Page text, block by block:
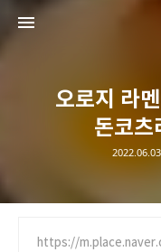
오로지 라
돈코츠
https://